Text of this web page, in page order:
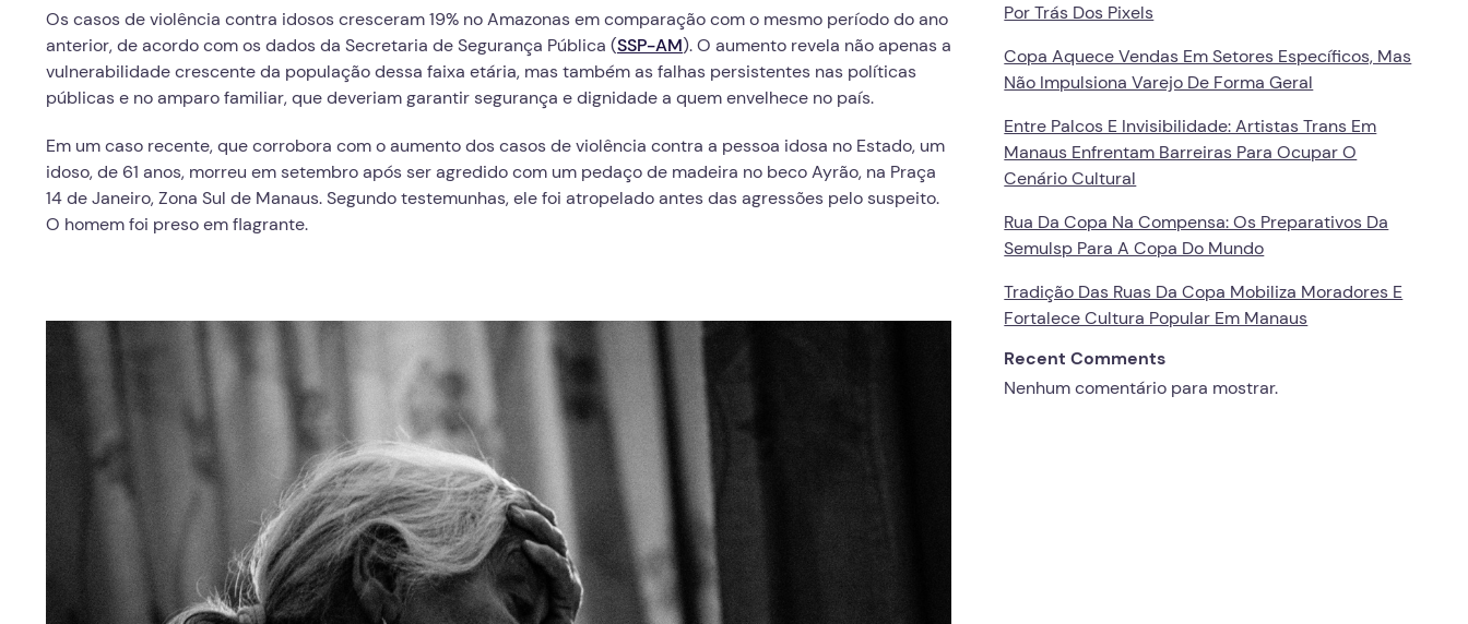
Os casos de violência contra idosos cresceram 19% no Amazonas em comparação com o mesmo período do ano
anterior, de acordo com os dados da Secretaria de Segurança Pública (SSP-AM). O aumento revela não apenas a
vulnerabilidade crescente da população dessa faixa etária, mas também as falhas persistentes nas políticas
públicas e no amparo familiar, que deveriam garantir segurança e dignidade a quem envelhece no país.
Em um caso recente, que corrobora com o aumento dos casos de violência contra a pessoa idosa no Estado, um
idoso, de 61 anos, morreu em setembro após ser agredido com um pedaço de madeira no beco Ayrão, na Praça
14 de Janeiro, Zona Sul de Manaus. Segundo testemunhas, ele foi atropelado antes das agressões pelo suspeito.
O homem foi preso em flagrante.
Por Trás Dos Pixels
Copa Aquece Vendas Em Setores Específicos, Mas
Não Impulsiona Varejo De Forma Geral
Entre Palcos E Invisibilidade: Artistas Trans Em
Manaus Enfrentam Barreiras Para Ocupar O
Cenário Cultural
Rua Da Copa Na Compensa: Os Preparativos Da
Semulsp Para A Copa Do Mundo
Tradição Das Ruas Da Copa Mobiliza Moradores E
Fortalece Cultura Popular Em Manaus
Recent Comments
Nenhum comentário para mostrar.